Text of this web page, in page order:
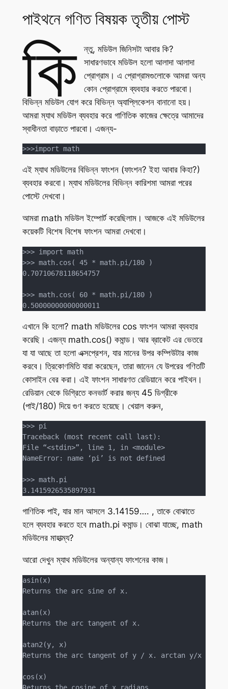
পাইথনে গণিত বিষয়ক তৃতীয় পোস্ট
কি
ন্তু, মডিউল জিনিসটা আবার কি?
সাধারণভাবে মডিউল হলো আলাদা আলাদা
প্রোগ্রাম। এ প্রোগ্রামগুলোকে আমরা অন্য
কোন প্রোগ্রামে ব্যবহার করতে পারবো।
বিভিন্ন মডিউল যোগ করে বিভিন্ন অ্যাপ্লিকেশন বানানো হয়।
আমরা ম্যাথ মডিউল ব্যবহার করে গাণিতিক কাজের ক্ষেত্রে আমাদের
স্বাধীনতা বাড়াতে পারবো। এজন্য-
>>>import math
এই ম্যাথ মডিউলের বিভিন্ন ফাংশন (ফাংশন? ইহা আবার কিহা?)
ব্যবহার করবো। ম্যাথ মডিউলের বিভিন্ন কারিশমা আমরা পরের
পোস্টে দেখবো।
আমরা math মডিউল ইম্পোর্ট করেছিলাম। আজকে এই মডিউলের
কয়েকটি বিশেষ বিশেষ ফাংশন আমরা দেখবো।
>>> import math
>>> math.cos( 45 * math.pi/180 )
0.70710678118654757
>>> math.cos( 60 * math.pi/180 )
0.50000000000000011
এখানে কি হলো? math মডিউলের cos ফাংশন আমরা ব্যবহার
করেছি। এজন্য math.cos() কমান্ড। আর ব্রাকেট এর ভেতরে
যা যা আছে তা হলো এক্সপ্রেশন, যার মানের উপর কম্পিউটার কাজ
করবে। ত্রিকোণমিতি যারা করেছেন, তারা জানেন যে উপরের গণিতটি
কোসাইন বের করা। এই ফাংশন সাধারণত রেডিয়ানে করে পাইথন।
রেডিয়ান থেকে ডিগ্রিতে কনভার্ট করার জন্য 45 ডিগ্রীকে
(পাই/180) দিয়ে গুণ করতে হয়েছে। খেয়াল করুন,
>>> pi
Traceback (most recent call last):
File “<stdin>”, line 1, in <module>
NameError: name ‘pi’ is not defined
>>> math.pi
3.1415926535897931
গাণিতিক পাই, যার মান আসলে 3.14159…. , তাকে বোঝাতে
হলে ব্যবহার করতে হবে math.pi কমান্ড। বোঝা যাচ্ছে, math
মডিউলের মাহাত্ম্য?
আরো দেখুন ম্যাথ মডিউলের অন্যান্য ফাংশনের কাজ।
asin(x)
Returns the arc sine of x.
atan(x)
Returns the arc tangent of x.
atan2(y, x)
Returns the arc tangent of y / x. arctan y/x
cos(x)
Returns the cosine of x radians.